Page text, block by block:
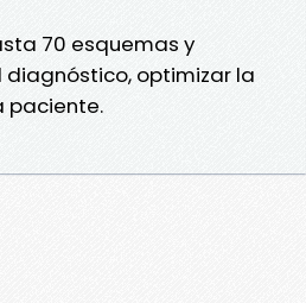
70 esquemas y
optimizar la
paciente.